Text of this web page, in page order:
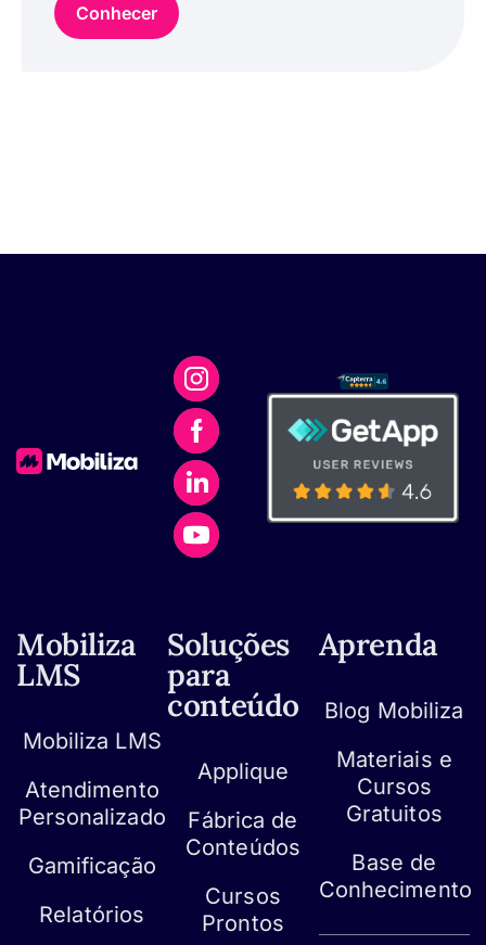
Conhecer
Mobiliza
LMS
Mobiliza LMS
Atendimento
Personalizado
Gamificação
Relatórios
Soluções
para
conteúdo
Applique
Fábrica de
Conteúdos
Cursos
Prontos
Aprenda
Blog Mobiliza
Materiais e
Cursos
Gratuitos
Base de
Conhecimento